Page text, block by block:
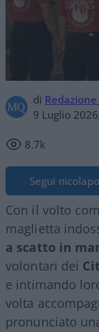
di
9 Luglio
8.7k
Segui
Con il volto
maglietta
a scatto in
volontari dei
e intimando
volta
pronunciato